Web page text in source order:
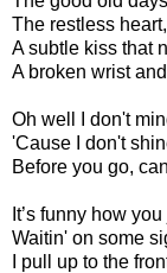
The restless
A subtle kiss that
A broken wrist
Oh well I don't
'Cause I don't
Before you go,
It’s funny how
Waitin' on some
I pull up to the